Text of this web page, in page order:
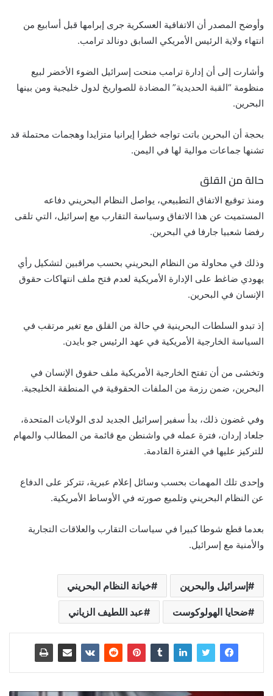
وأوضح المصدر أن الاتفاقية العسكرية جرى إبرامها قبل أسابيع من
انتهاء ولاية الرئيس الأمريكي السابق دونالد ترامب.
وأشارت إلى أن إدارة ترامب منحت إسرائيل الضوء الأخضر لبيع
منظومة “القبة الحديدية” المضادة للصواريخ لدول خليجية ومن بينها
البحرين.
بحجة أن البحرين باتت تواجه خطرا إيرانيا متزايدا وهجمات محتملة قد
تشنها جماعات موالية لها في اليمن.
حالة من القلق
ومنذ توقيع الاتفاق التطبيعي، يواصل النظام البحريني دفاعه
المستميت عن هذا الاتفاق وسياسة التقارب مع إسرائيل، التي تلقى
رفضا شعبيا جارفا في البحرين.
وذلك في محاولة من النظام البحريني بحسب مراقبين لتشكيل رأي
يهودي ضاغط على الإدارة الأمريكية لعدم فتح ملف انتهاكات حقوق
الإنسان في البحرين.
إذ تبدو السلطات البحرينية في حالة من القلق مع تغير مرتقب في
السياسة الخارجية الأمريكية في عهد الرئيس جو بايدن.
وتخشى من أن تفتح الخارجية الأمريكية ملف حقوق الإنسان في
البحرين، ضمن رزمة من الملفات الحقوقية في المنطقة الخليجية.
وفي غضون ذلك، بدأ سفير إسرائيل الجديد لدى الولايات المتحدة،
جلعاد إردان، فترة عمله في واشنطن مع قائمة من المطالب والمهام
للتركيز عليها في الفترة القادمة.
وإحدى تلك المهمات بحسب وسائل إعلام عبرية، تتركز على الدفاع
عن النظام البحريني وتلميع صورته في الأوساط الأمريكية.
بعدما قطع شوطا كبيرا في سياسات التقارب والعلاقات التجارية
والأمنية مع إسرائيل.
إسرائيل والبحرين خيانة النظام البحريني
ضحايا الهولوكوست عبد اللطيف الزياني